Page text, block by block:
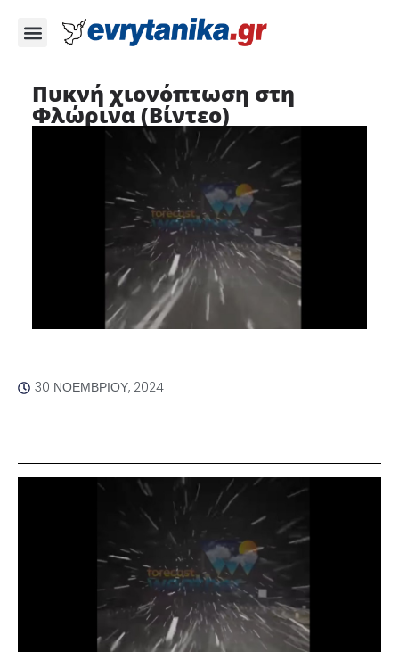
Πυκνή χιονόπτωση στη
Φλώρινα (Βίντεο)
30 ΝΟΕΜΒΡΊΟΥ, 2024